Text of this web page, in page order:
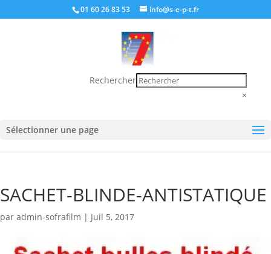
01 60 26 83 53 info@s-e-p-t.fr
Rechercher
×
Sélectionner une page
SACHET-BLINDE-ANTISTATIQUE
par admin-sofrafilm | Juil 5, 2017